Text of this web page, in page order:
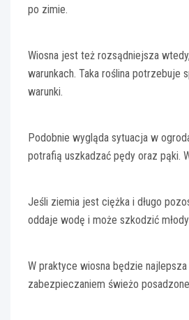
po zimie.
Wiosna jest też rozsądniejsza
warunkach. Taka roślina potrzebuje
warunki.
Podobnie wygląda sytuacja w
potrafią uszkadzać pędy oraz pąki.
Jeśli ziemia jest ciężka i długo
oddaje wodę i może szkodzić
W praktyce wiosna będzie
zabezpieczaniem świeżo